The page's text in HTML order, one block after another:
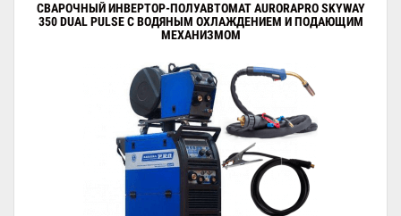
СВАРОЧНЫЙ ИНВЕРТОР-ПОЛУАВТОМАТ AURORAPRO SKYWAY
350 DUAL PULSE С ВОДЯНЫМ ОХЛАЖДЕНИЕМ И ПОДАЮЩИМ
МЕХАНИЗМОМ